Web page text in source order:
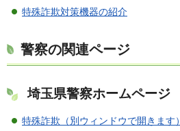
特殊詐欺対策機器の紹介
警察の関連ページ
埼玉県警察ホームページ
特殊詐欺 （別ウィンドウで開きます）